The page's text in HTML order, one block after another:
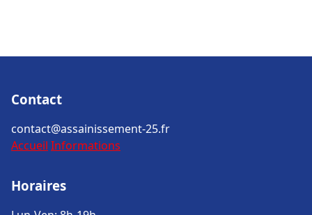
Contact
contact@assainissement-25.fr
Accueil Informations
Horaires